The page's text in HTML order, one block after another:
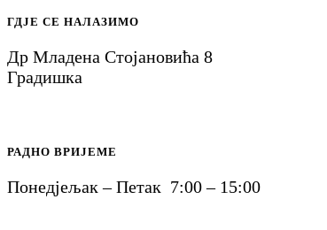
ГДЈЕ СЕ НАЛАЗИМО
Др Младена Стојановића 8
Градишка
РАДНО ВРИЈЕМЕ
Понедјељак – Петак 7:00 – 15:00